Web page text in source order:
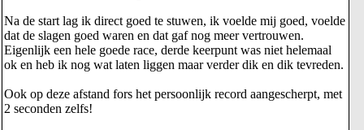
Na de start lag ik direct goed te stuwen, ik voelde mij goed, voelde
dat de slagen goed waren en dat gaf nog meer vertrouwen.
Eigenlijk een hele goede race, derde keerpunt was niet helemaal
ok en heb ik nog wat laten liggen maar verder dik en dik tevreden.
Ook op deze afstand fors het persoonlijk record aangescherpt, met
2 seconden zelfs!